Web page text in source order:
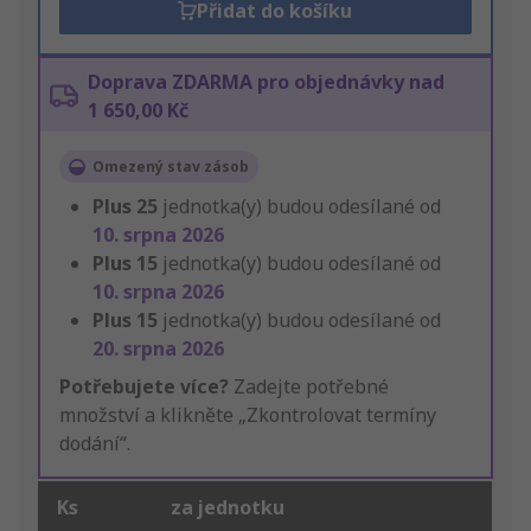
Přidat do košíku
Doprava ZDARMA pro objednávky nad
1 650,00 Kč
Omezený stav zásob
Plus 25 jednotka(y) budou odesílané od
10. srpna 2026
Plus 15 jednotka(y) budou odesílané od
10. srpna 2026
Plus 15 jednotka(y) budou odesílané od
20. srpna 2026
Potřebujete více? Zadejte potřebné
množství a klikněte „Zkontrolovat termíny
dodání“.
Ks za jednotku